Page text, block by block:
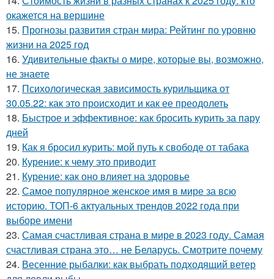
окажется на вершине
15. Прогнозы развития стран мира: Рейтинг по уровню
жизни на 2025 год
16. Удивительные факты о мире, которые вы, возможно,
не знаете
17. Психологическая зависимость курильщика от
30.05.22: как это происходит и как ее преодолеть
18. Быстрое и эффективное: как бросить курить за пару
дней
19. Как я бросил курить: мой путь к свободе от табака
20. Курение: к чему это приводит
21. Курение: как оно влияет на здоровье
22. Самое популярное женское имя в мире за всю
историю. ТОП-6 актуальных трендов 2022 года при
выборе имени
23. Самая счастливая страна в мире в 2023 году. Самая
счастливая страна это… не Беларусь. Смотрите почему
24. Весенние рыбалки: как выбрать подходящий ветер